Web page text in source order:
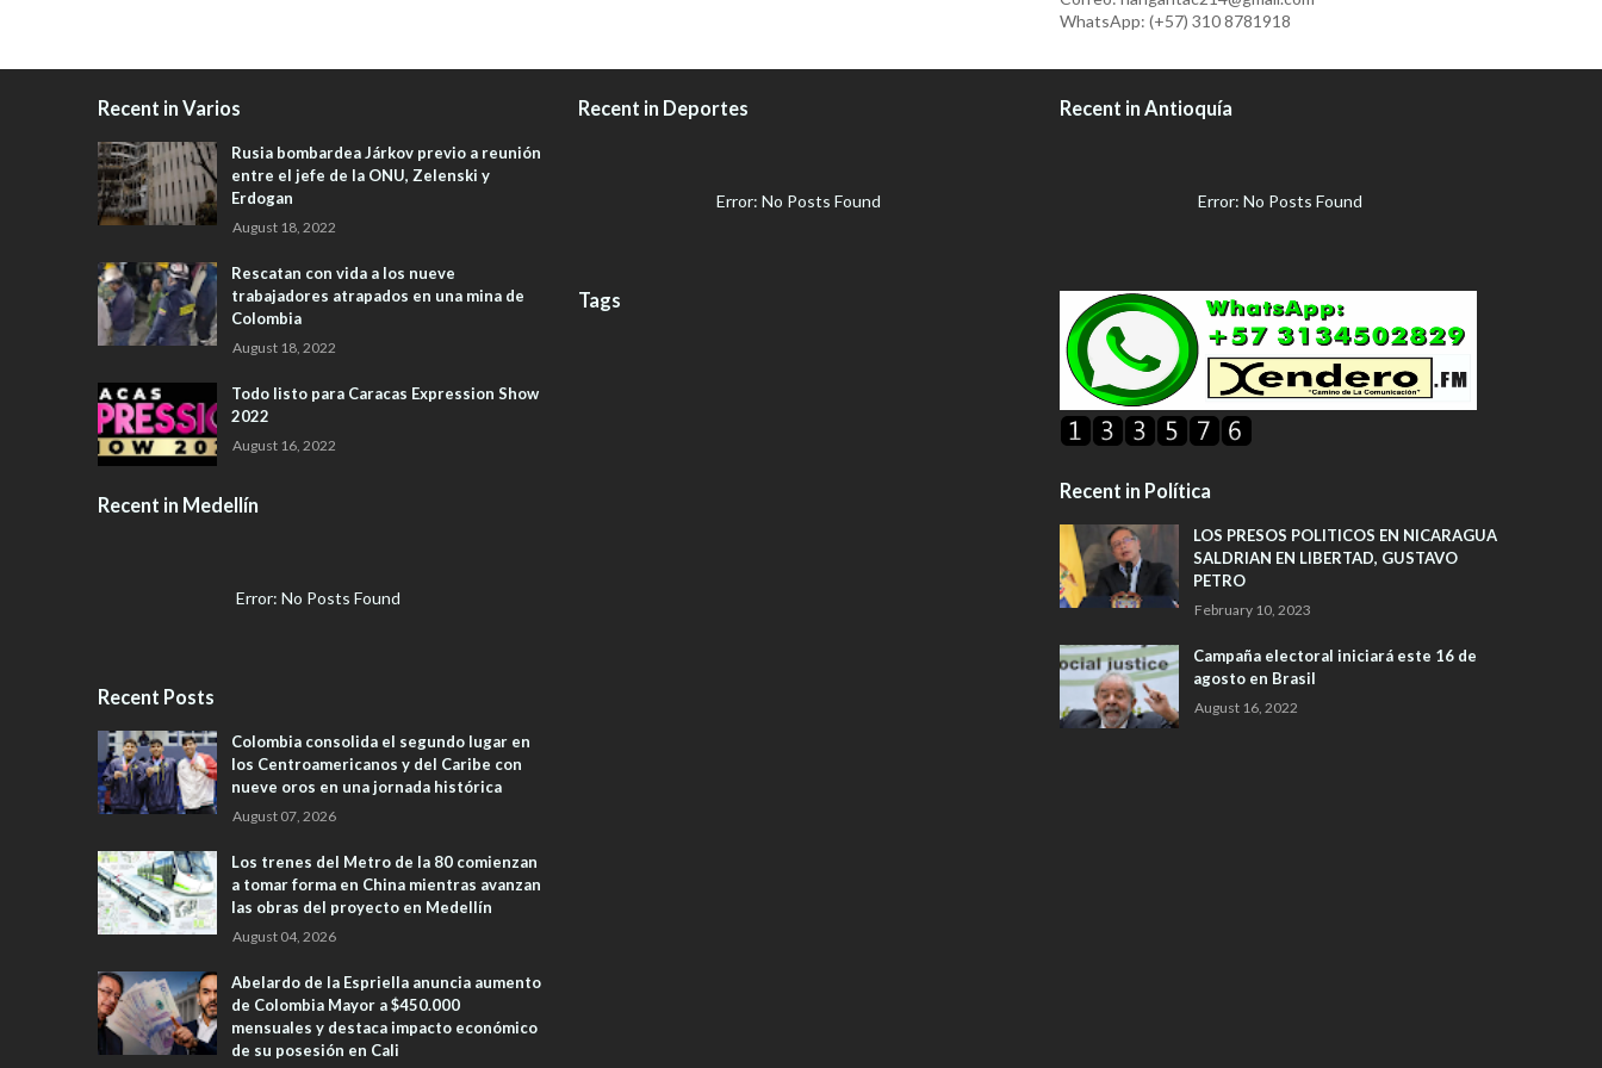
WhatsApp: (+57) 310 8781918
Recent in Varios
Rusia bombardea Járkov previo a reunión
entre el jefe de la ONU, Zelenski y
Erdogan
August 18, 2022
Rescatan con vida a los nueve
trabajadores atrapados en una mina de
Colombia
August 18, 2022
Todo listo para Caracas Expression Show
2022
August 16, 2022
Recent in Medellín
Error: No Posts Found
Recent Posts
Colombia consolida el segundo lugar en
los Centroamericanos y del Caribe con
nueve oros en una jornada histórica
August 07, 2026
Los trenes del Metro de la 80 comienzan
a tomar forma en China mientras avanzan
las obras del proyecto en Medellín
August 04, 2026
Abelardo de la Espriella anuncia aumento
de Colombia Mayor a $450.000
mensuales y destaca impacto económico
de su posesión en Cali
Recent in Deportes
Error: No Posts Found
Tags
Recent in Antioquía
Error: No Posts Found
Recent in Política
LOS PRESOS POLITICOS EN NICARAGUA
SALDRIAN EN LIBERTAD, GUSTAVO
PETRO
February 10, 2023
Campaña electoral iniciará este 16 de
agosto en Brasil
August 16, 2022